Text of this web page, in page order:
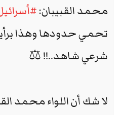
محمد القبيبان:
تحمي حدودها وهذا
شرعي شاهد..!! ⚖️
لا شك أن اللواء محمد